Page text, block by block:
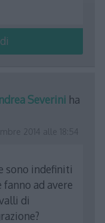
Severini ha
sono indefiniti
fanno ad avere
di